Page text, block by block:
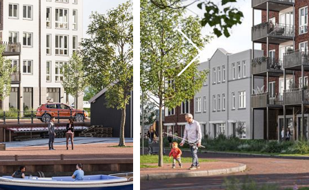
trapkast, extra badkamer op de 2e
pakket extra wandcontactdozen,
t.b.v. autolaadpunt